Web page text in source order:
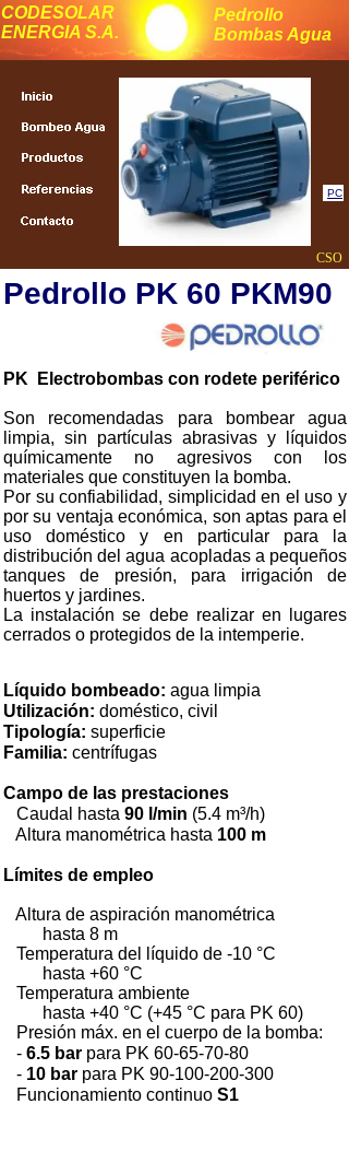
Pedrollo PK 60 PKM90
Pedrollo
Bombas Agua
CSO
CODESOLAR
ENERGIA S.A.
PC
PK Electrobombas con rodete periférico
Son recomendadas para bombear agua
limpia, sin partículas abrasivas y líquidos
químicamente no agresivos con los
materiales que constituyen la bomba.
Por su confiabilidad, simplicidad en el uso y
por su ventaja económica, son aptas para el
uso doméstico y en particular para la
distribución del agua acopladas a pequeños
tanques de presión, para irrigación de
huertos y jardines.
La instalación se debe realizar en lugares
cerrados o protegidos de la intemperie.
Líquido bombeado: agua limpia
Utilización: doméstico, civil
Tipología: superficie
Familia: centrífugas
Campo de las prestaciones
Caudal hasta 90 l/min (5.4 m³/h)
Altura manométrica hasta 100 m
Límites de empleo
Altura de aspiración manométrica
hasta 8 m
Temperatura del líquido de -10 °C
hasta +60 °C
Temperatura ambiente
hasta +40 °C (+45 °C para PK 60)
Presión máx. en el cuerpo de la bomba:
- 6.5 bar para PK 60-65-70-80
- 10 bar para PK 90-100-200-300
Funcionamiento continuo S1